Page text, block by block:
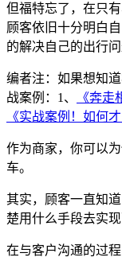
但福特忘了，在只
顾客依旧十分明白
的解决自己的出行问
编者注：如果想知
战案例：1、
《奔
《实战案例！如何
作为商家，你可以
车。
其实，顾客一直知
楚用什么手段去实现
在与客户沟通的过